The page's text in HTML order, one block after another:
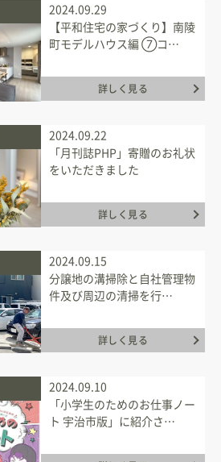
2024.09.29
【平和住宅の家づくり】南陵
町モデルハウス編 ⑦コ…
詳しく見る
2024.09.22
「月刊誌PHP」寄贈のお礼状
をいただきました
詳しく見る
2024.09.15
分譲地の溝掃除と自社管理物
件及び周辺の清掃を行…
詳しく見る
2024.09.10
「小学生のためのお仕事ノー
ト 宇治市版」に紹介さ…